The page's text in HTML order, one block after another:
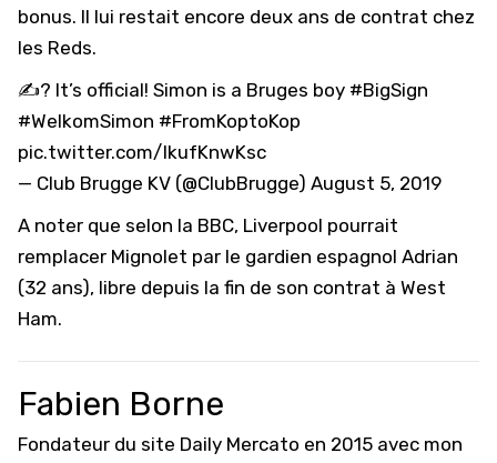
bonus. Il lui restait encore deux ans de contrat chez
les Reds.
✍? It’s official! Simon is a Bruges boy #BigSign
#WelkomSimon #FromKoptoKop
pic.twitter.com/IkufKnwKsc
— Club Brugge KV (@ClubBrugge) August 5, 2019
A noter que selon la BBC, Liverpool pourrait
remplacer Mignolet par le gardien espagnol Adrian
(32 ans), libre depuis la fin de son contrat à West
Ham.
Fabien Borne
Fondateur du site Daily Mercato en 2015 avec mon